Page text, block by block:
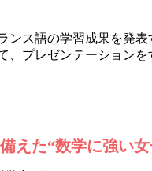
ス語の学習成果を発
、プレゼンテーション
えた“数学に強い